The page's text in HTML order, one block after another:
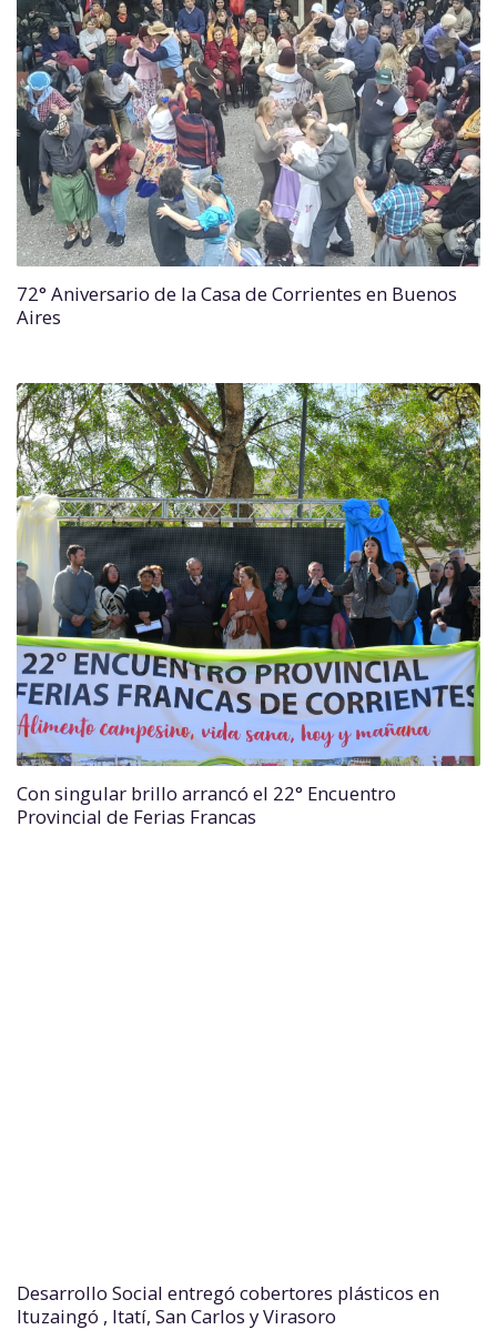
72° Aniversario de la Casa de Corrientes en Buenos
Aires
Con singular brillo arrancó el 22° Encuentro
Provincial de Ferias Francas
Desarrollo Social entregó cobertores plásticos en
Ituzaingó , Itatí, San Carlos y Virasoro